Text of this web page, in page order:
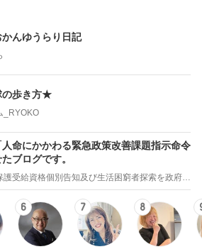
んゆうらり日記
の歩き方★
_RYOKO
命にかかわる緊急政策改善課題指示命令
ブログです。
6 7 8